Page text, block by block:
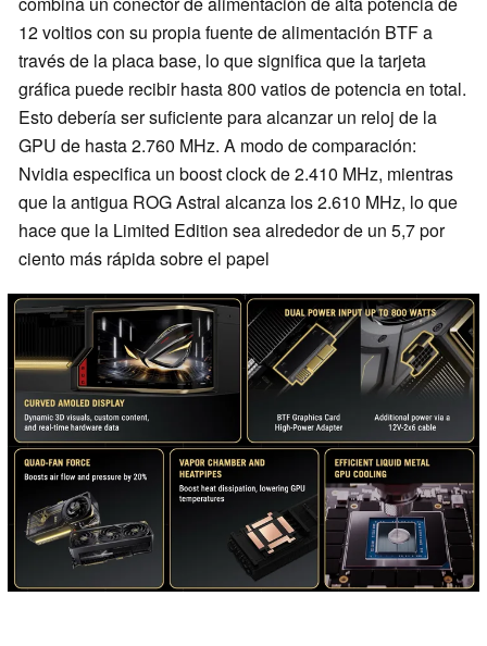
12 voltios con su propia fuente de alimentación BTF a
través de la placa base, lo que significa que la tarjeta
gráfica puede recibir hasta 800 vatios de potencia en total.
Esto debería ser suficiente para alcanzar un reloj de la
GPU de hasta 2.760 MHz. A modo de comparación:
Nvidia especifica un boost clock de 2.410 MHz, mientras
que la antigua ROG Astral alcanza los 2.610 MHz, lo que
hace que la Limited Edition sea alrededor de un 5,7 por
ciento más rápida sobre el papel